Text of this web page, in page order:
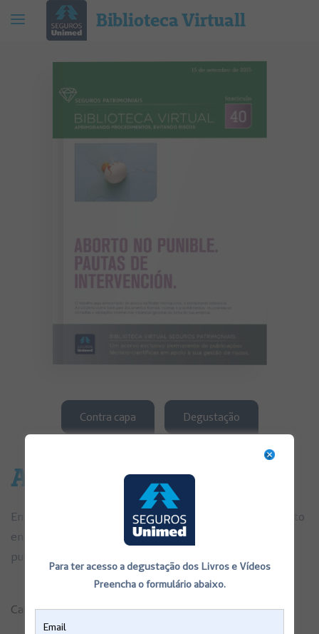
Biblioteca Virtuall
Contra capa Degustação
Aborto
En la legislación argentina el aborto es un delito, excepto
en determinadas situaciones en las cuales no resulta
punible.
Categoria:Fasciculos
Para ter acesso a degustação dos Livros e Vídeos
Preencha o formulário abaixo.